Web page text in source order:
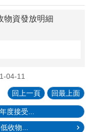
物資發放明細
04-11
回上一頁 回最上面
度接受...
收物...